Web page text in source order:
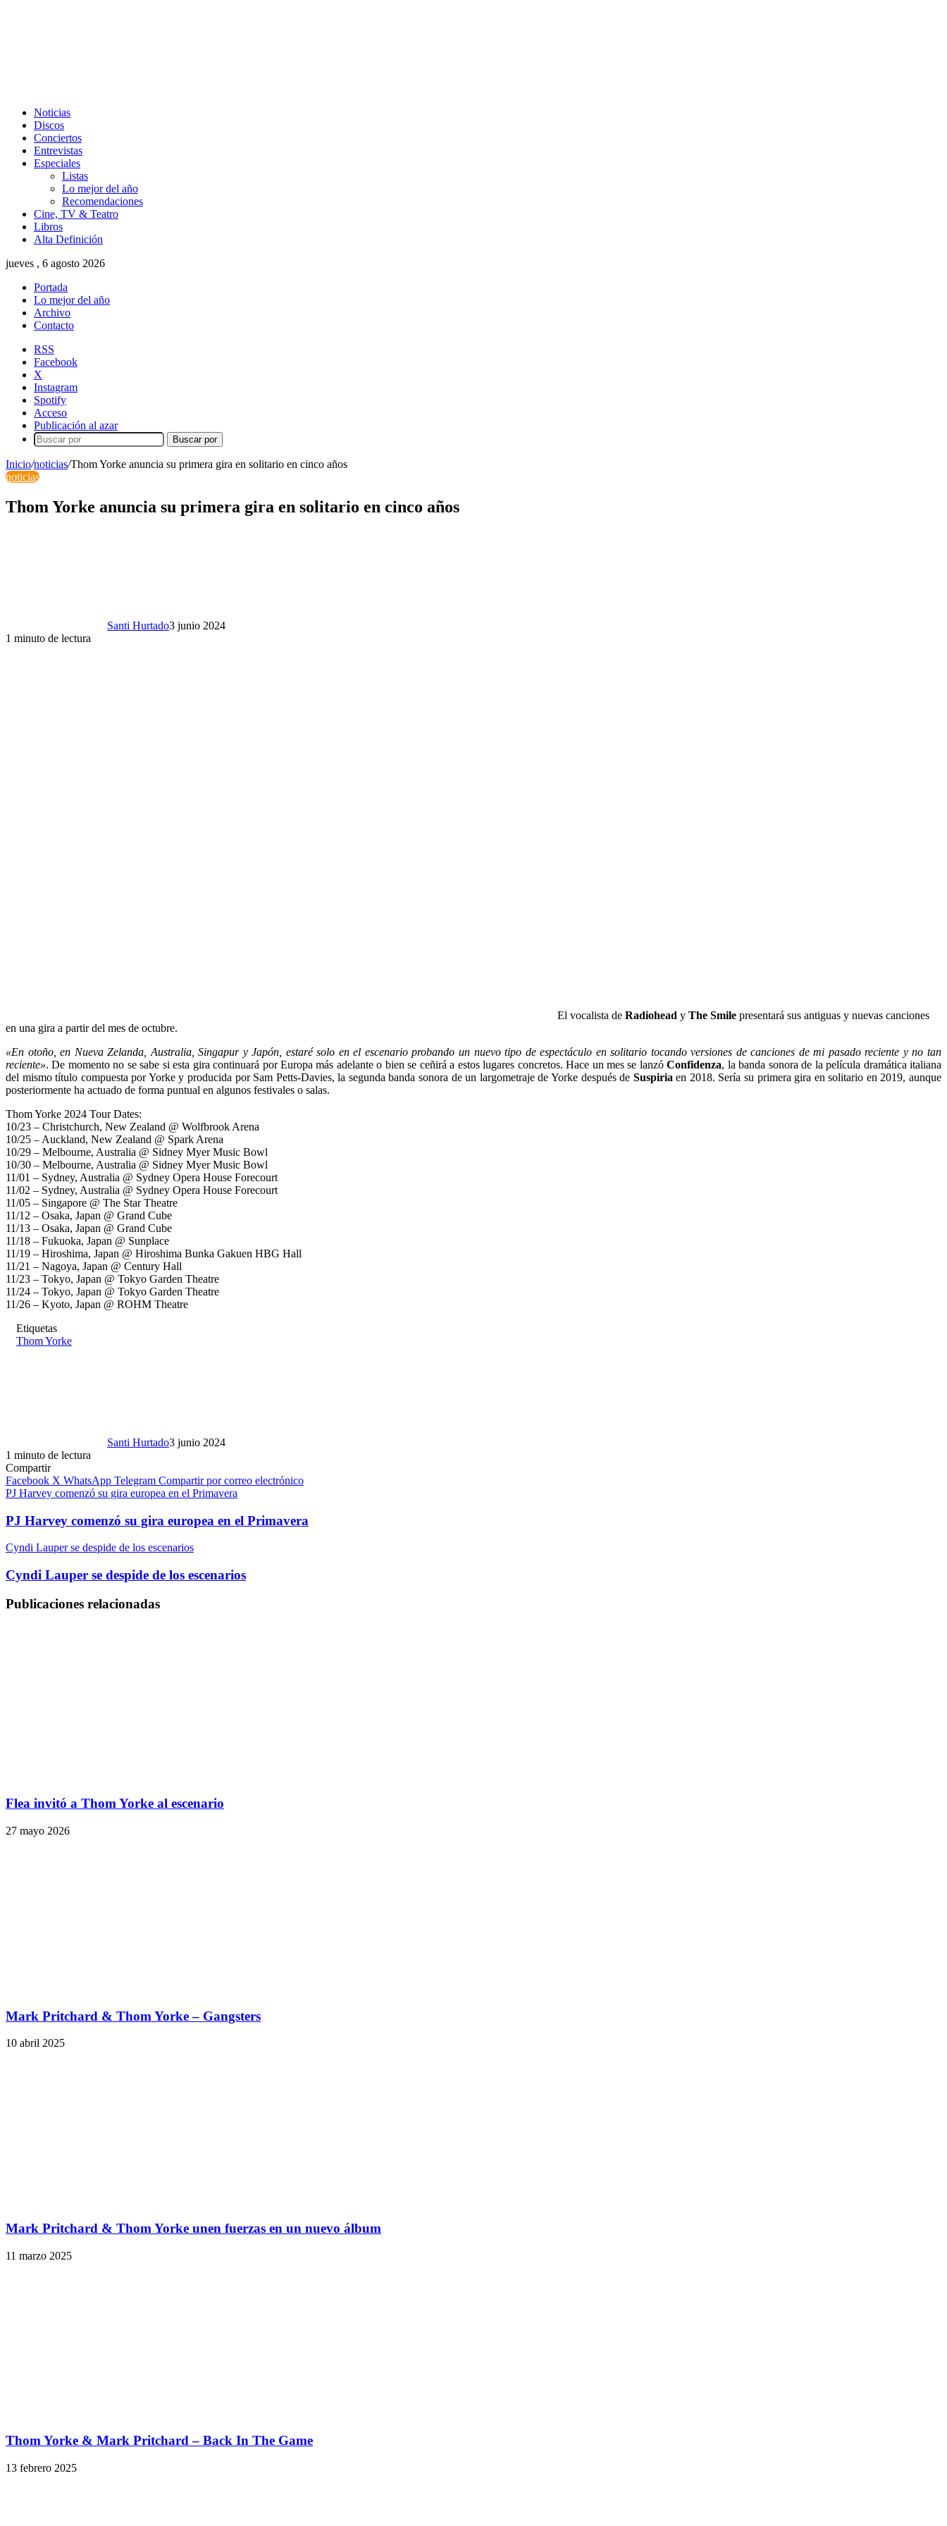
Noticias
Discos
Conciertos
Entrevistas
Especiales
Listas
Lo mejor del año
Recomendaciones
Cine, TV & Teatro
Libros
Alta Definición
jueves , 6 agosto 2026
Portada
Lo mejor del año
Archivo
Contacto
RSS
Facebook
X
Instagram
Spotify
Acceso
Publicación al azar
Buscar por
Inicio/noticias/Thom Yorke anuncia su primera gira en solitario en cinco años
noticias
Thom Yorke anuncia su primera gira en solitario en cinco años
Santi Hurtado3 junio 2024
1 minuto de lectura
El vocalista de Radiohead y The Smile presentará sus antiguas y nuevas canciones
en una gira a partir del mes de octubre.
«En otoño, en Nueva Zelanda, Australia, Singapur y Japón, estaré solo en el escenario probando un nuevo tipo de espectáculo en solitario tocando versiones de canciones de mi pasado reciente y no tan
reciente». De momento no se sabe si esta gira continuará por Europa más adelante o bien se ceñirá a estos lugares concretos. Hace un mes se lanzóConfidenza, la banda sonora de la película dramática italiana
del mismo título compuesta por Yorke y producida por Sam Petts-Davies, la segunda banda sonora de un largometraje de Yorke después de Suspiria en 2018. Sería su primera gira en solitario en 2019, aunque
posteriormente ha actuado de forma puntual en algunos festivales o salas.
Thom Yorke 2024 Tour Dates:
10/23 – Christchurch, New Zealand @ Wolfbrook Arena
10/25 – Auckland, New Zealand @ Spark Arena
10/29 – Melbourne, Australia @ Sidney Myer Music Bowl
10/30 – Melbourne, Australia @ Sidney Myer Music Bowl
11/01 – Sydney, Australia @ Sydney Opera House Forecourt
11/02 – Sydney, Australia @ Sydney Opera House Forecourt
11/05 – Singapore @ The Star Theatre
11/12 – Osaka, Japan @ Grand Cube
11/13 – Osaka, Japan @ Grand Cube
11/18 – Fukuoka, Japan @ Sunplace
11/19 – Hiroshima, Japan @ Hiroshima Bunka Gakuen HBG Hall
11/21 – Nagoya, Japan @ Century Hall
11/23 – Tokyo, Japan @ Tokyo Garden Theatre
11/24 – Tokyo, Japan @ Tokyo Garden Theatre
11/26 – Kyoto, Japan @ ROHM Theatre
Etiquetas
Thom Yorke
Santi Hurtado3 junio 2024
1 minuto de lectura
Compartir
Facebook X WhatsApp Telegram Compartir por correo electrónico
PJ Harvey comenzó su gira europea en el Primavera
PJ Harvey comenzó su gira europea en el Primavera
Cyndi Lauper se despide de los escenarios
Cyndi Lauper se despide de los escenarios
Publicaciones relacionadas
Flea invitó a Thom Yorke al escenario
27 mayo 2026
Mark Pritchard & Thom Yorke – Gangsters
10 abril 2025
Mark Pritchard & Thom Yorke unen fuerzas en un nuevo álbum
11 marzo 2025
Thom Yorke & Mark Pritchard – Back In The Game
13 febrero 2025